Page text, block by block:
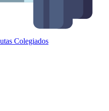
Colegiados